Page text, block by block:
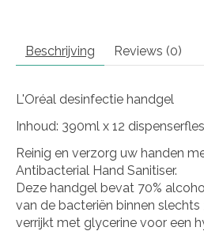
Beschrijving Reviews (0)
L'Oréal desinfectie handgel
Inhoud: 390ml x 12
Reinig en verzorg uw handen
Antibacterial Hand Sanitiser.
Deze handgel bevat 70%
van de bacteriën binnen slechts
verrijkt met glycerine voor een